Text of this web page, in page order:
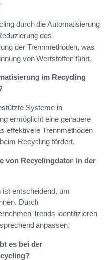
durch die Automatisierung
des
der Trennmethoden, was
von Wertstoffen führt.
im Recycling
Systeme in
ermöglicht eine genauere
effektivere Trennmethoden
Recycling fördert.
von Recyclingdaten in der
ist entscheidend, um
Durch
Trends identifizieren
anpassen.
es bei der